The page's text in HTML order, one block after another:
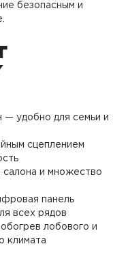
безопасным и
— удобно для семьи и
сцеплением
салона и множество
панель
всех рядов
лобового и
климата